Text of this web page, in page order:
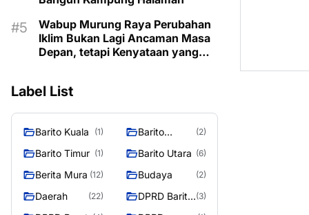
Wabup Murung Raya Perubahan
Iklim Bukan Lagi Ancaman Masa
Depan, tetapi Kenyataan yang
Label List
Barito Kuala (1)
Barito
(2)
Barito Timur (1) Barito Utara (6)
Berita Mura (12) Budaya (2)
Daerah (22)
DPRD Barito (3)